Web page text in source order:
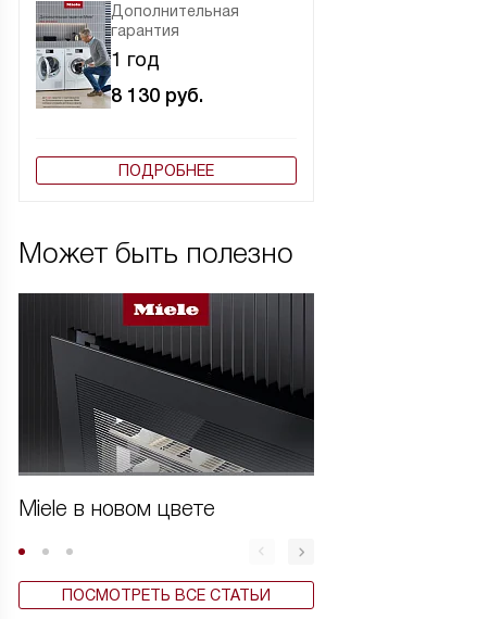
Дополнительная
гарантия
1 год
8 130 руб.
ПОДРОБНЕЕ
Может быть полезно
Miele в новом цвете
ПОСМОТРЕТЬ ВСЕ СТАТЬИ